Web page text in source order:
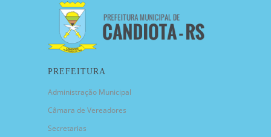
PREFEITURA
Administração Municipal
Câmara de Vereadores
Secretarias